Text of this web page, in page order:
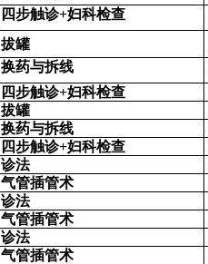
四步触诊+妇科检查
拔罐
换药与拆线
四步触诊+妇科检查
拔罐
换药与拆线
四步触诊+妇科检查
诊法
气管插管术
诊法
气管插管术
诊法
气管插管术